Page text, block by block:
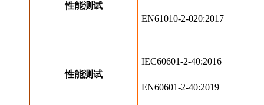
性能测试
EN61010-2-020:2017
性能测试
IEC60601-2-40:2016
EN60601-2-40:2019